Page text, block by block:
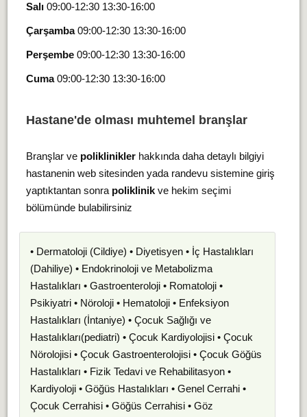
Salı09:00-12:30 13:30-16:00
Çarşamba09:00-12:30 13:30-16:00
Perşembe09:00-12:30 13:30-16:00
Cuma09:00-12:30 13:30-16:00
Hastane'de olması muhtemel branşlar
Branşlar ve polikliniklerhakkında daha detaylı bilgiyi
hastanenin web sitesinden yada randevu sistemine giriş
yaptıktantan sonra poliklinikve hekim seçimi
bölümünde bulabilirsiniz
• Dermatoloji (Cildiye) • Diyetisyen • İç Hastalıkları
(Dahiliye) • Endokrinoloji ve Metabolizma
Hastalıkları • Gastroenteroloji • Romatoloji •
Psikiyatri • Nöroloji • Hematoloji • Enfeksiyon
Hastalıkları (İntaniye) • Çocuk Sağlığı ve
Hastalıkları(pediatri) • Çocuk Kardiyolojisi • Çocuk
Nörolojisi • Çocuk Gastroenterolojisi • Çocuk Göğüs
Hastalıkları • Fizik Tedavi ve Rehabilitasyon •
Kardiyoloji • Göğüs Hastalıkları • Genel Cerrahi •
Çocuk Cerrahisi • Göğüs Cerrahisi • Göz